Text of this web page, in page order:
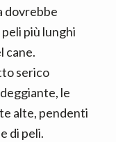
dovrebbe
più lunghi
cane.
serico
le
alte, pendenti
di peli.